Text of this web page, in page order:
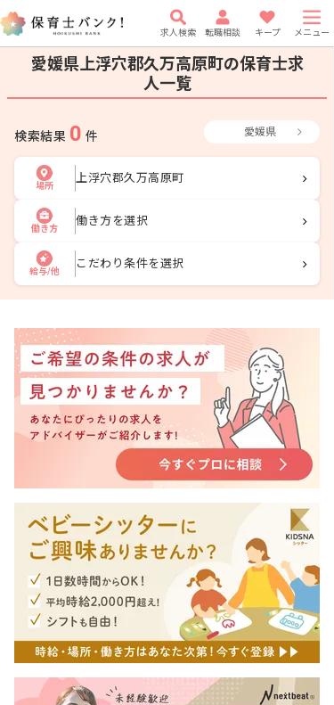
求人検索 転職相談 キープ メニュー
愛媛県上浮穴郡久万高原町の保育士求
人一覧
検索結果 0 件 愛媛県
場所
上浮穴郡久万高原町
働き方
働き方を選択
給与/他
こだわり条件を選択